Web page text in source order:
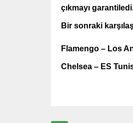
çıkmayı
Bir sonraki
Flamengo – Los
Chelsea – ES